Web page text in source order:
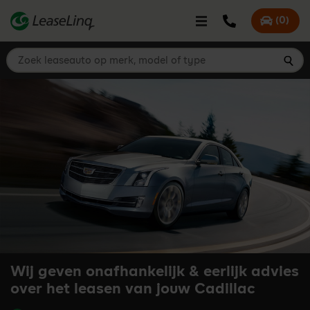
Bel LeaseLinq
Mijn
(0)
Zoek leaseauto op merk, model of type
Wij geven onafhankelijk & eerlijk advies
over het leasen van jouw Cadillac